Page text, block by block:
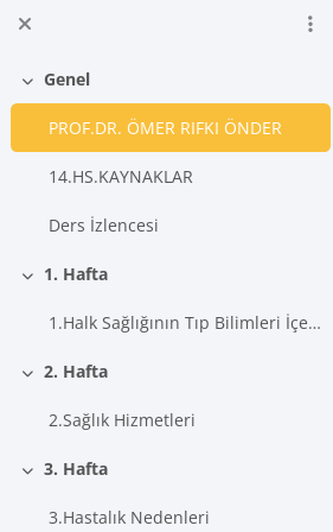
Ana içeriğe git
Daralt
Genel
PROF.DR. ÖMER RIFKI ÖNDER
14.HS.KAYNAKLAR
Ders İzlencesi
Daralt
1. Hafta
1.Halk Sağlığının Tıp Bilimleri İçerisindeki Yeri
Daralt
2. Hafta
2.Sağlık Hizmetleri
Daralt
3. Hafta
3.Hastalık Nedenleri